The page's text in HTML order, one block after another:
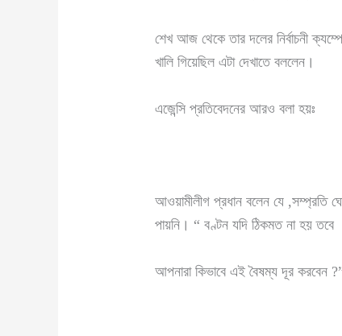
শেখ আজ থেকে তার দলের নির্বাচনী
খালি গিয়েছিল এটা দেখাতে বললেন।
এজেন্সি প্রতিবেদনের আরও বলা হয়ঃ
আওয়ামীলীগ প্রধান বলেন যে ,সম্প্রতি
পায়নি। “ বণ্টন যদি ঠিকমত না হয় তবে
আপনারা কিভাবে এই বৈষম্য দূর করবেন